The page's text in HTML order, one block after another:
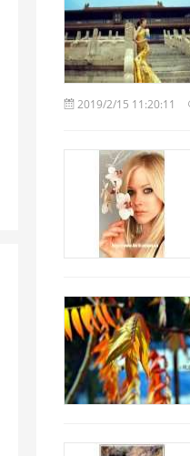
2019/2/15 11:20:11